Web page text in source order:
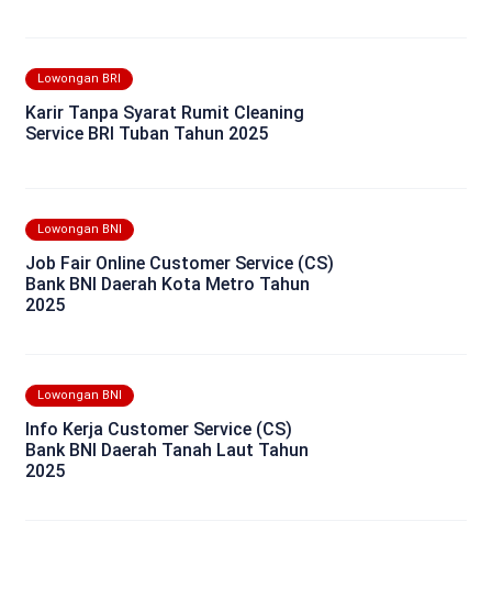
Lowongan BRI
Karir Tanpa Syarat Rumit Cleaning
Service BRI Tuban Tahun 2025
Lowongan BNI
Job Fair Online Customer Service (CS)
Bank BNI Daerah Kota Metro Tahun
2025
Lowongan BNI
Info Kerja Customer Service (CS)
Bank BNI Daerah Tanah Laut Tahun
2025